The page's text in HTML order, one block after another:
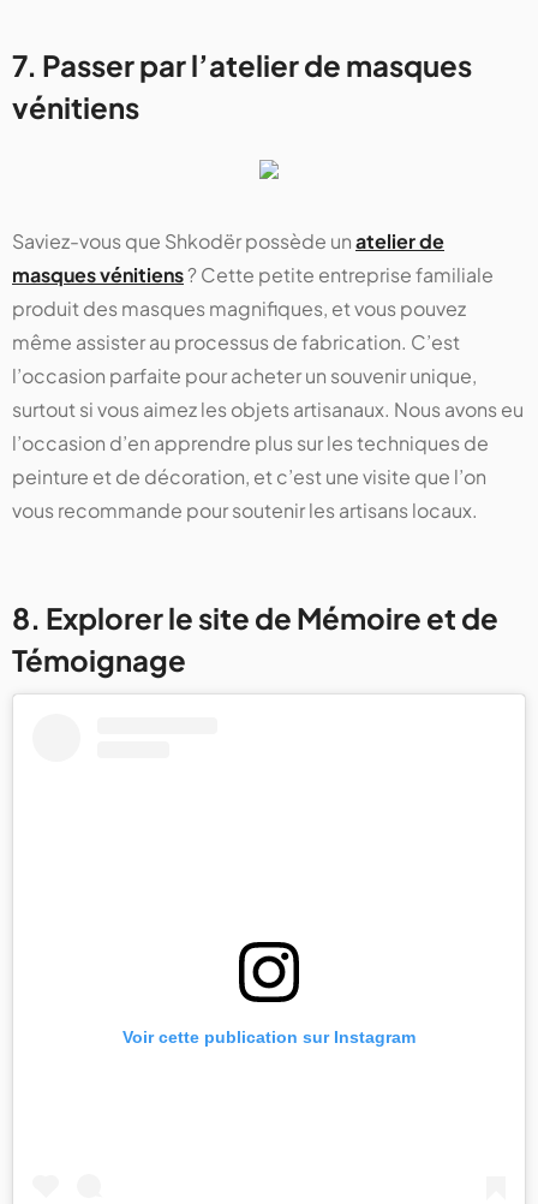
7. Passer par l’atelier de masques
vénitiens
Saviez-vous que Shkodër possède unatelier de
masques vénitiens? Cette petite entreprise familiale
produit des masques magnifiques, et vous pouvez
même assister au processus de fabrication. C’est
l’occasion parfaite pour acheter un souvenir unique,
surtout si vous aimez les objets artisanaux. Nous avons eu
l’occasion d’en apprendre plus sur les techniques de
peinture et de décoration, et c’est une visite que l’on
vous recommande pour soutenir les artisans locaux.
8. Explorer le site de Mémoire et de
Témoignage
Voir cette publication sur Instagram